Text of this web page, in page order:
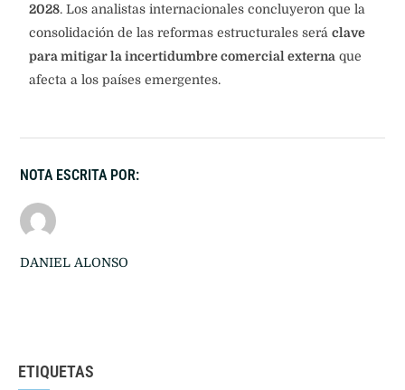
2028. Los analistas internacionales concluyeron que la
consolidación de las reformas estructurales será clave
para mitigar la incertidumbre comercial externa que
afecta a los países emergentes.
NOTA ESCRITA POR:
DANIEL ALONSO
ETIQUETAS